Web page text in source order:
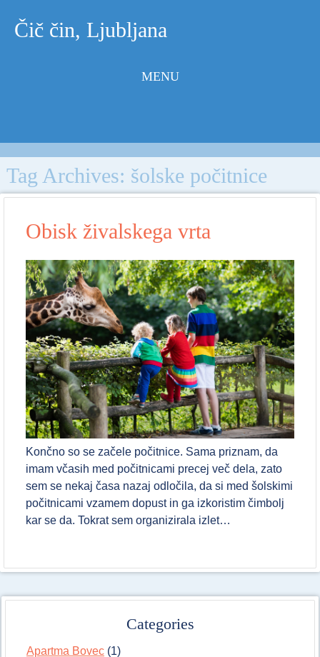
Čič čin, Ljubljana
MENU
Tag Archives: šolske počitnice
Obisk živalskega vrta
Končno so se začele počitnice. Sama priznam, da
imam včasih med počitnicami precej več dela, zato
sem se nekaj časa nazaj odločila, da si med šolskimi
počitnicami vzamem dopust in ga izkoristim čimbolj
kar se da. Tokrat sem organizirala izlet…
Categories
Apartma Bovec (1)